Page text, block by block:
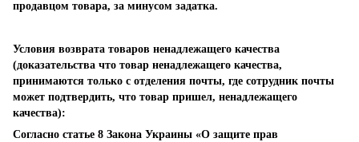
продавцом товара, за минусом задатка.
Условия возврата товаров ненадлежащего качества
(доказательства что товар ненадлежащего качества,
принимаются только с отделения почты, где сотрудник почты
может подтвердить, что товар пришел, ненадлежащего
качества):
Согласно статье 8 Закона Украины «О защите прав